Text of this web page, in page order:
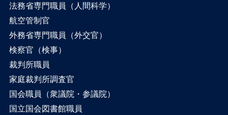
法務省専門職員（人間科学）
航空管制官
外務省専門職員（外交官）
検察官（検事）
裁判所職員
家庭裁判所調査官
国会職員（衆議院・参議院）
国立国会図書館職員